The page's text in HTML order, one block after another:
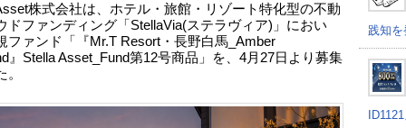
株式会社は、ホテル・旅館・リゾート特化型の不動
ドファンディング「StellaVia(ステラヴィア)」におい
ファンド「『Mr.T Resort・長野白馬_Amber
』Stella Asset_Fund第12号商品」を、4月27日より募集
践知